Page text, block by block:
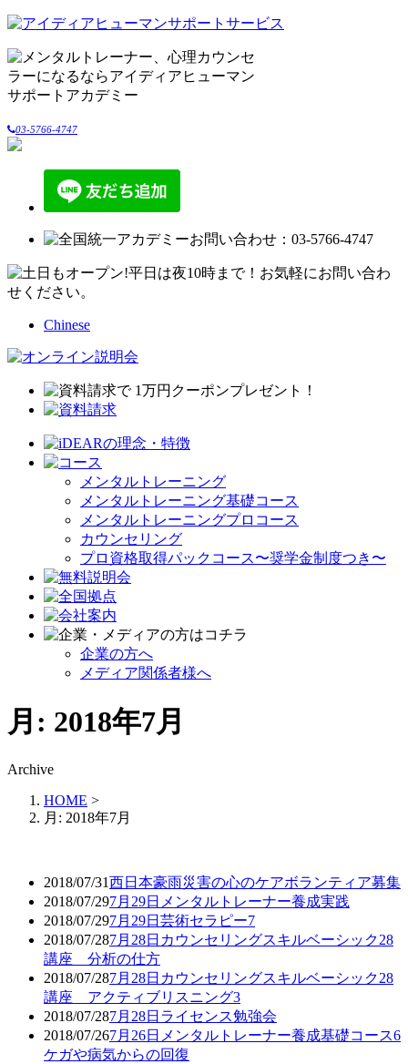
03-5766-4747
Chinese
メンタルトレーニング
メンタルトレーニング基礎コース
メンタルトレーニングプロコース
カウンセリング
プロ資格取得パックコース〜奨学金制度つき〜
企業の方へ
メディア関係者様へ
月: 2018年7月
Archive
HOME >
月: 2018年7月
2018/07/31西日本豪雨災害の心のケアボランティア募集
2018/07/297月29日メンタルトレーナー養成実践
2018/07/297月29日芸術セラピー7
2018/07/287月28日カウンセリングスキルベーシック28
講座 分析の仕方
2018/07/287月28日カウンセリングスキルベーシック28
講座 アクティブリスニング3
2018/07/287月28日ライセンス勉強会
2018/07/267月26日メンタルトレーナー養成基礎コース6
ケガや病気からの回復